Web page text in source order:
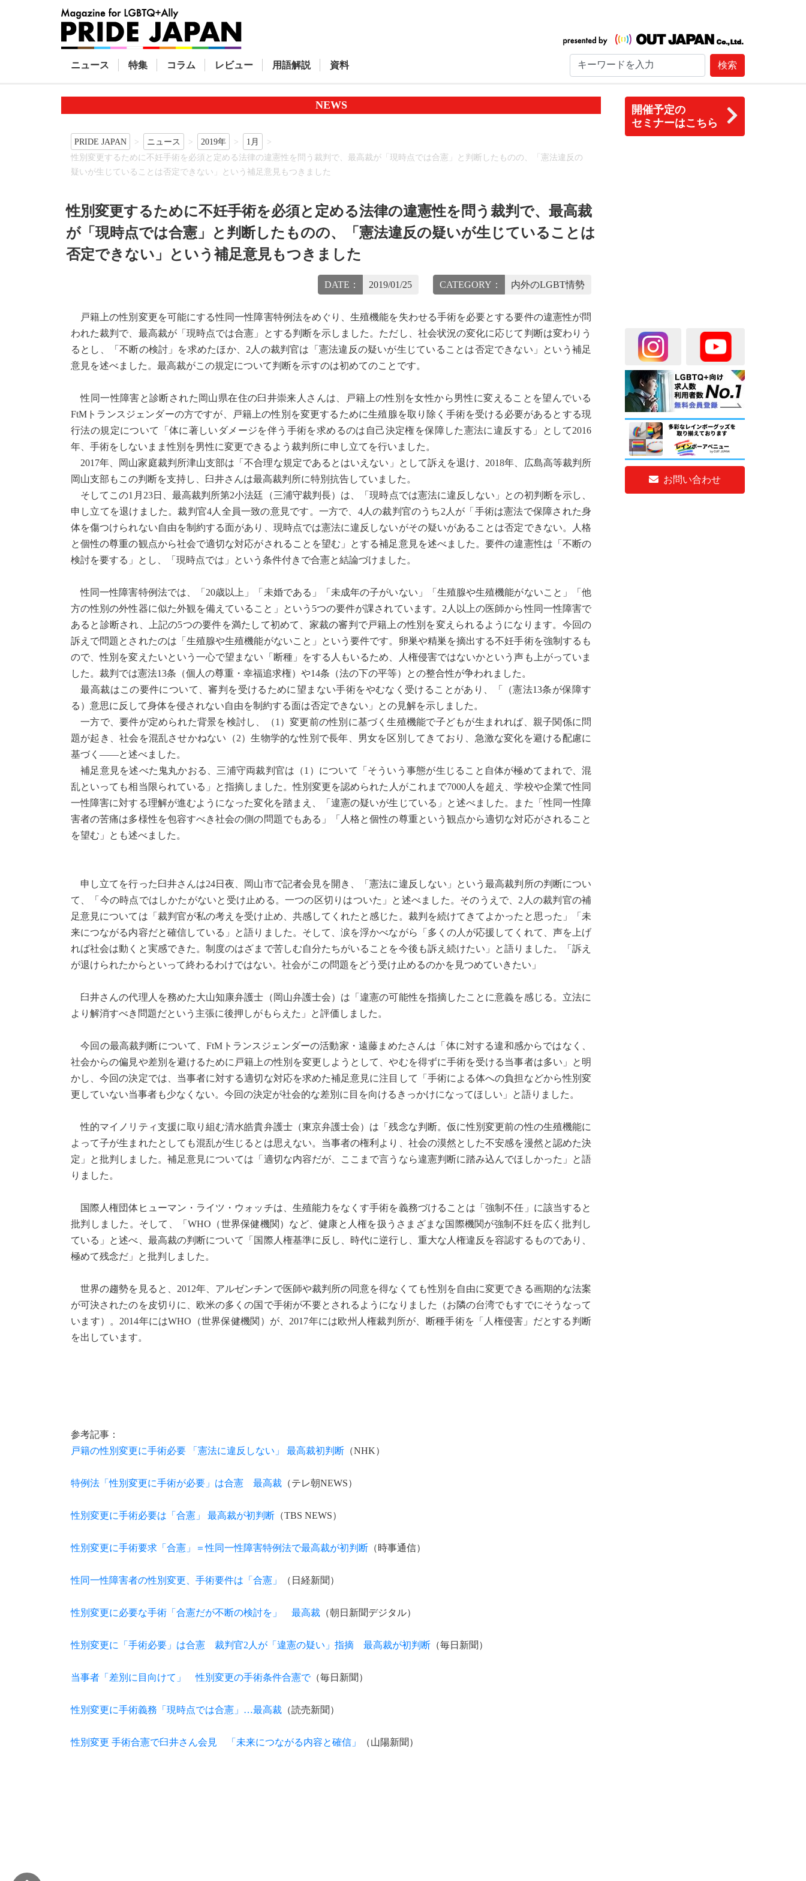
ニュース 特集 コラム レビュー 用語解説 資料 検索
開催予定の
セミナーはこちら
お問い合わせ
NEWS
PRIDE JAPAN ニュース 2019年
1月
性別変更するために不妊手術を必須と定める法律の違憲性を問う裁判で、最高裁が「現時点では合憲」と判断したものの、「憲法違反の
疑いが生じていることは否定できない」という補足意見もつきました
性別変更するために不妊手術を必須と定める法律の違憲性を問う裁判で、最高裁
が「現時点では合憲」と判断したものの、「憲法違反の疑いが生じていることは
否定できない」という補足意見もつきました
DATE： 2019/01/25 CATEGORY： 内外のLGBT情勢
戸籍上の性別変更を可能にする性同一性障害特例法をめぐり、生殖機能を失わせる手術を必要とする要件の違憲性が問
われた裁判で、最高裁が「現時点では合憲」とする判断を示しました。ただし、社会状況の変化に応じて判断は変わりう
るとし、「不断の検討」を求めたほか、2人の裁判官は「憲法違反の疑いが生じていることは否定できない」という補足
意見を述べました。最高裁がこの規定について判断を示すのは初めてのことです。
性同一性障害と診断された岡山県在住の臼井崇来人さんは、戸籍上の性別を女性から男性に変えることを望んでいる
FtMトランスジェンダーの方ですが、戸籍上の性別を変更するために生殖腺を取り除く手術を受ける必要があるとする現
行法の規定について「体に著しいダメージを伴う手術を求めるのは自己決定権を保障した憲法に違反する」として2016
年、手術をしないまま性別を男性に変更できるよう裁判所に申し立てを行いました。
2017年、岡山家庭裁判所津山支部は「不合理な規定であるとはいえない」として訴えを退け、2018年、広島高等裁判所
岡山支部もこの判断を支持し、臼井さんは最高裁判所に特別抗告していました。
そしてこの1月23日、最高裁判所第2小法廷（三浦守裁判長）は、「現時点では憲法に違反しない」との初判断を示し、
申し立てを退けました。裁判官4人全員一致の意見です。一方で、4人の裁判官のうち2人が「手術は憲法で保障された身
体を傷つけられない自由を制約する面があり、現時点では憲法に違反しないがその疑いがあることは否定できない。人格
と個性の尊重の観点から社会で適切な対応がされることを望む」とする補足意見を述べました。要件の違憲性は「不断の
検討を要する」とし、「現時点では」という条件付きで合憲と結論づけました。
性同一性障害特例法では、「20歳以上」「未婚である」「未成年の子がいない」「生殖腺や生殖機能がないこと」「他
方の性別の外性器に似た外観を備えていること」という5つの要件が課されています。2人以上の医師から性同一性障害で
あると診断され、上記の5つの要件を満たして初めて、家裁の審判で戸籍上の性別を変えられるようになります。今回の
訴えで問題とされたのは「生殖腺や生殖機能がないこと」という要件です。卵巣や精巣を摘出する不妊手術を強制するも
ので、性別を変えたいという一心で望まない「断種」をする人もいるため、人権侵害ではないかという声も上がっていま
した。裁判では憲法13条（個人の尊重・幸福追求権）や14条（法の下の平等）との整合性が争われました。
最高裁はこの要件について、審判を受けるために望まない手術をやむなく受けることがあり、「（憲法13条が保障す
る）意思に反して身体を侵されない自由を制約する面は否定できない」との見解を示しました。
一方で、要件が定められた背景を検討し、（1）変更前の性別に基づく生殖機能で子どもが生まれれば、親子関係に問
題が起き、社会を混乱させかねない（2）生物学的な性別で長年、男女を区別してきており、急激な変化を避ける配慮に
基づく――と述べました。
補足意見を述べた鬼丸かおる、三浦守両裁判官は（1）について「そういう事態が生じること自体が極めてまれで、混
乱といっても相当限られている」と指摘しました。性別変更を認められた人がこれまで7000人を超え、学校や企業で性同
一性障害に対する理解が進むようになった変化を踏まえ、「違憲の疑いが生じている」と述べました。また「性同一性障
害者の苦痛は多様性を包容すべき社会の側の問題でもある」「人格と個性の尊重という観点から適切な対応がされること
を望む」とも述べました。
申し立てを行った臼井さんは24日夜、岡山市で記者会見を開き、「憲法に違反しない」という最高裁判所の判断につい
て、「今の時点ではしかたがないと受け止める。一つの区切りはついた」と述べました。そのうえで、2人の裁判官の補
足意見については「裁判官が私の考えを受け止め、共感してくれたと感じた。裁判を続けてきてよかったと思った」「未
来につながる内容だと確信している」と語りました。そして、涙を浮かべながら「多くの人が応援してくれて、声を上げ
れば社会は動くと実感できた。制度のはざまで苦しむ自分たちがいることを今後も訴え続けたい」と語りました。「訴え
が退けられたからといって終わるわけではない。社会がこの問題をどう受け止めるのかを見つめていきたい」
臼井さんの代理人を務めた大山知康弁護士（岡山弁護士会）は「違憲の可能性を指摘したことに意義を感じる。立法に
より解消すべき問題だという主張に後押しがもらえた」と評価しました。
今回の最高裁判断について、FtMトランスジェンダーの活動家・遠藤まめたさんは「体に対する違和感からではなく、
社会からの偏見や差別を避けるために戸籍上の性別を変更しようとして、やむを得ずに手術を受ける当事者は多い」と明
かし、今回の決定では、当事者に対する適切な対応を求めた補足意見に注目して「手術による体への負担などから性別変
更していない当事者も少なくない。今回の決定が社会的な差別に目を向けるきっかけになってほしい」と語りました。
性的マイノリティ支援に取り組む清水皓貴弁護士（東京弁護士会）は「残念な判断。仮に性別変更前の性の生殖機能に
よって子が生まれたとしても混乱が生じるとは思えない。当事者の権利より、社会の漠然とした不安感を漫然と認めた決
定」と批判しました。補足意見については「適切な内容だが、ここまで言うなら違憲判断に踏み込んでほしかった」と語
りました。
国際人権団体ヒューマン・ライツ・ウォッチは、生殖能力をなくす手術を義務づけることは「強制不任」に該当すると
批判しました。そして、「WHO（世界保健機関）など、健康と人権を扱うさまざまな国際機関が強制不妊を広く批判し
ている」と述べ、最高裁の判断について「国際人権基準に反し、時代に逆行し、重大な人権違反を容認するものであり、
極めて残念だ」と批判しました。
世界の趨勢を見ると、2012年、アルゼンチンで医師や裁判所の同意を得なくても性別を自由に変更できる画期的な法案
が可決されたのを皮切りに、欧米の多くの国で手術が不要とされるようになりました（お隣の台湾でもすでにそうなって
います）。2014年にはWHO（世界保健機関）が、2017年には欧州人権裁判所が、断種手術を「人権侵害」だとする判断
を出しています。
参考記事：
戸籍の性別変更に手術必要 「憲法に違反しない」 最高裁初判断 （NHK）
特例法「性別変更に手術が必要」は合憲 最高裁 （テレ朝NEWS）
性別変更に手術必要は「合憲」 最高裁が初判断 （TBS NEWS）
性別変更に手術要求「合憲」＝性同一性障害特例法で最高裁が初判断 （時事通信）
性同一性障害者の性別変更、手術要件は「合憲」 （日経新聞）
性別変更に必要な手術「合憲だが不断の検討を」 最高裁 （朝日新聞デジタル）
性別変更に「手術必要」は合憲 裁判官2人が「違憲の疑い」指摘 最高裁が初判断 （毎日新聞）
当事者「差別に目向けて」 性別変更の手術条件合憲で（毎日新聞）
性別変更に手術義務「現時点では合憲」…最高裁 （読売新聞）
性別変更 手術合憲で臼井さん会見 「未来につながる内容と確信」 （山陽新聞）